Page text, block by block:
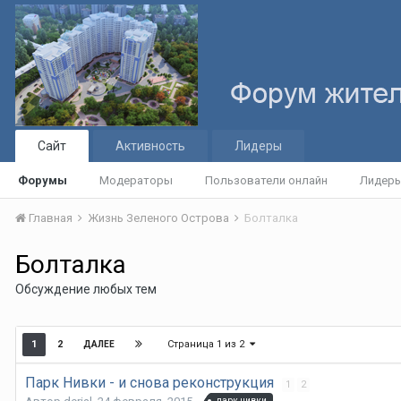
Сайт
Форумы Модераторы Пользователи онлайн
Активность Лидеры
Главная Жизнь Зеленого Острова Болталка
Болталка
Обсуждение любых тем
1 2 ДАЛЕЕ Страница 1 из 2
Парк Нивки - и снова реконструкция 1 2